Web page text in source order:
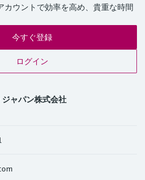
カウントで効率を高め、貴重な時間
今すぐ登録
ログイン
ャパン株式会社